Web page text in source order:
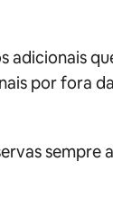
adicionais
por fora
sempre